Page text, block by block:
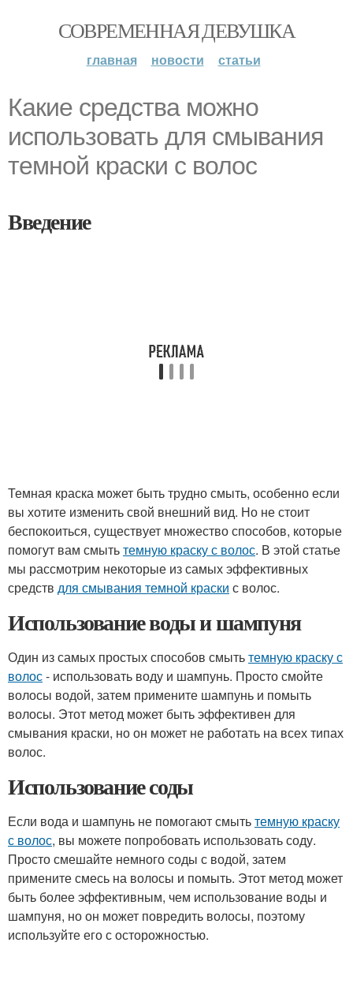
СОВРЕМЕННАЯ ДЕВУШКА
главная новости статьи
Какие средства можно
использовать для смывания
темной краски с волос
Введение
Темная краска может быть трудно смыть, особенно если
вы хотите изменить свой внешний вид. Но не стоит
беспокоиться, существует множество способов, которые
помогут вам смытьтемную краску с волос. В этой статье
мы рассмотрим некоторые из самых эффективных
средств для смывания темной краски с волос.
Использование воды и шампуня
Один из самых простых способов смытьтемную краску с
волос- использовать воду и шампунь. Просто смойте
волосы водой, затем примените шампунь и помыть
волосы. Этот метод может быть эффективен для
смывания краски, но он может не работать на всех типах
волос.
Использование соды
Если вода и шампунь не помогают смытьтемную краску
с волос, вы можете попробовать использовать соду.
Просто смешайте немного соды с водой, затем
примените смесь на волосы и помыть. Этот метод может
быть более эффективным, чем использование воды и
шампуня, но он может повредить волосы, поэтому
используйте его с осторожностью.